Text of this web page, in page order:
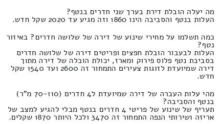
מה יעלה הובלת דירת בערך שני חדרים בנטף?
העלות בנטף והסביבה הינו 1860 וזה מגיע עד 2020 שקל חדש.
כמה תשלמו על מחירי שינוע של דירה של שלושה חדרים? באיזור
נטף?
העלות לבעבור הובלת חפצים ופריטים דירה של שלושה חדרים
בסביבת נטף פלוס פירוק ומארז, יכולת הובלה של דירה מתוך
דירה שמיועדת לזוגות צעירים התמחור זה 2600 ועד 1540 שקל
חדש.
מהי עלות העברה של דירה שמיועדת ל4 חדרים (70-110 מ"ר)
בנטף והסביבה?
תעריף של שינוע של פריטי 4 חדרים בנטף מבלי להגיע למצב של
אריזה ושירותי הנפה התמחור זה 3470 ולכל היותר 1870 שקלים.